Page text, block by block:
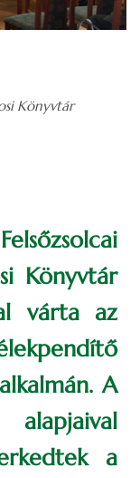
Könyvtár
Könyvtár
várta az
A
alapjaival
a